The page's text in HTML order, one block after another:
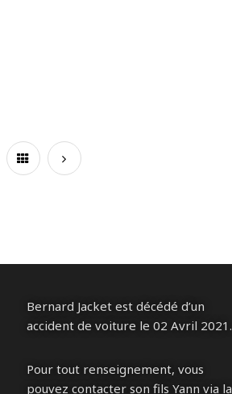
Bernard Jacket est décédé d’un
accident de voiture le 02 Avril 2021.
Pour tout renseignement, vous
pouvez contacter son fils Yann via la